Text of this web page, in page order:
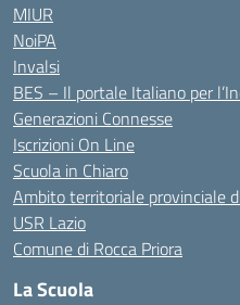
MIUR
NoiPA
Invalsi
BES – Il portale Italiano per
Generazioni Connesse
Iscrizioni On Line
Scuola in Chiaro
Ambito territoriale provinciale
USR Lazio
Comune di Rocca Priora
La Scuola